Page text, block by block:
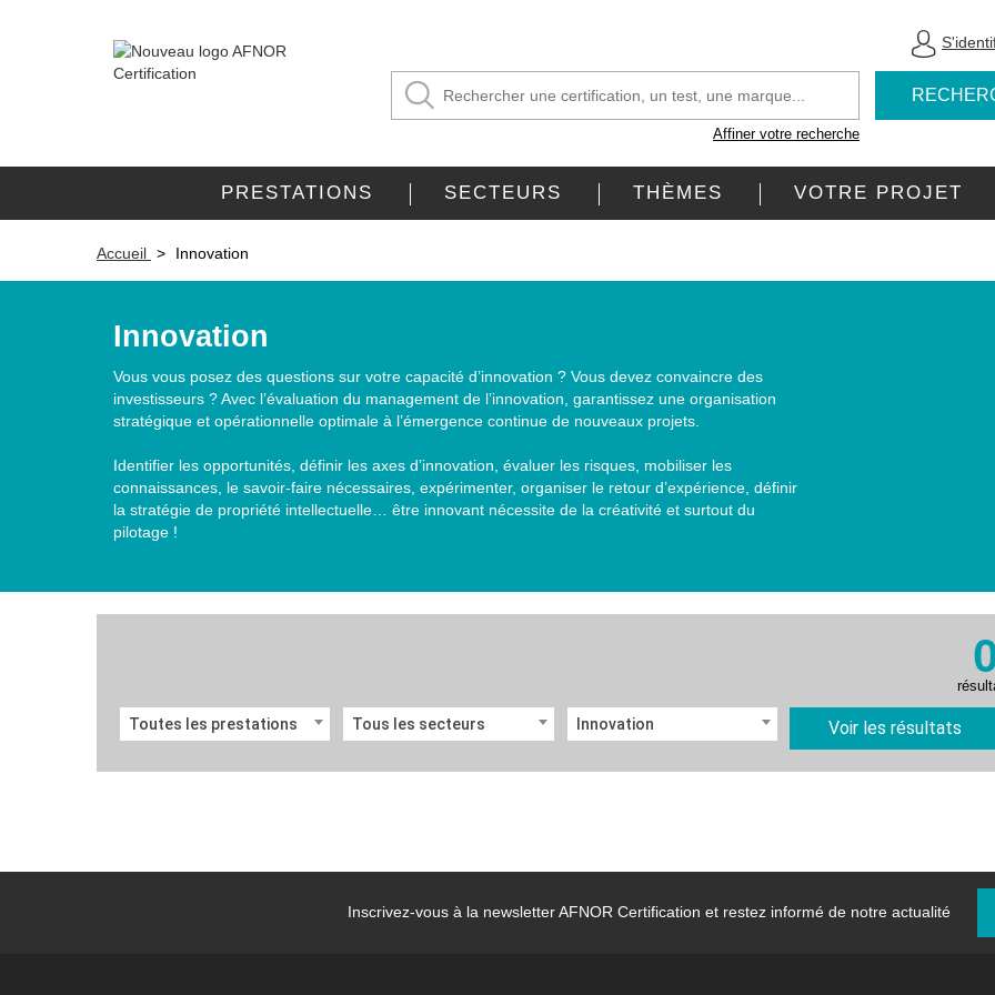
Affiner votre recherche
PRESTATIONS SECTEURS THÈMES VOTRE PROJET
Accueil Innovation
Innovation
Vous vous posez des questions sur votre capacité d’innovation ? Vous devez convaincre des
investisseurs ? Avec l’évaluation du management de l’innovation, garantissez une organisation
stratégique et opérationnelle optimale à l’émergence continue de nouveaux projets.
Identifier les opportunités, définir les axes d’innovation, évaluer les risques, mobiliser les
connaissances, le savoir-faire nécessaires, expérimenter, organiser le retour d’expérience, définir
la stratégie de propriété intellectuelle… être innovant nécessite de la créativité et surtout du
pilotage !
Toutes les prestations Tous les secteurs Innovation Voir les résultats
Inscrivez-vous à la newsletterAFNOR Certification et restez informé de notre actualité